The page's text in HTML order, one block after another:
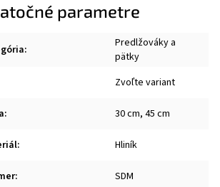
parametre
:
Predlžováky a
pätky
Zvoľte variant
: 30 cm, 45 cm
: Hliník
: SDM